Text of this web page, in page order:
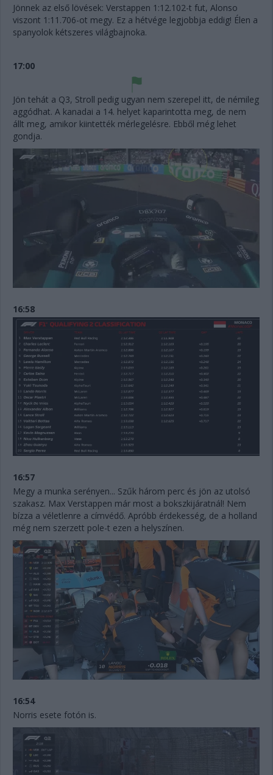
Jönnek az első lövések: Verstappen 1:12.102-t fut, Alonso
viszont 1:11.706-ot megy. Ez a hétvége legjobbja eddig! Élen a
spanyolok kétszeres világbajnoka.
17:00
Jön tehát a Q3, Stroll pedig ugyan nem szerepel itt, de némileg
aggódhat. A kanadai a 14. helyet kaparintotta meg, de nem
állt meg, amikor kiintették mérlegelésre. Ebből még lehet
gondja.
16:58
16:57
Megy a munka serényen... Szűk három perc és jön az utolsó
szakasz. Max Verstappen már most a bokszkijáratnál! Nem
bízza a véletlenre a címvédő. Apróbb érdekesség, de a holland
még nem szerzett pole-t ezen a helyszínen.
16:54
Norris esete fotón is.